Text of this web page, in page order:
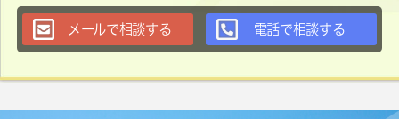
メールで相談する 電話で相談する